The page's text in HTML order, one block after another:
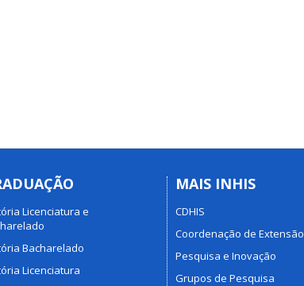
Licenciatura e
Bacharelado
Licenciatura
MAIS INHIS
CDHIS
Coordenação de Extensão
Pesquisa e Inovação
Grupos de Pesquisa